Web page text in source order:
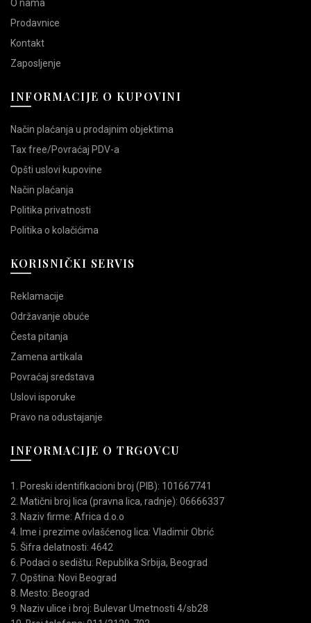
O nama
Prodavnice
Kontakt
Zaposljenje
INFORMACIJE O KUPOVINI
Način plaćanja u prodajnim objektima
Tax free/Povraćaj PDV-a
Opšti uslovi kupovine
Način plaćanja
Politika privatnosti
Politika o kolačićima
KORISNIČKI SERVIS
Reklamacije
Održavanje obuće
Česta pitanja
Zamena artikala
Povraćaj sredstava
Uslovi isporuke
Pravo na odustajanje
INFORMACIJE O TRGOVCU
1. Poreski identifikacioni broj (PIB): 101667741
2. Matični broj lica (pravna lica, radnje): 06666337
3. Naziv firme: Africa d.o.o
4. Ime i prezime ovlašćenog lica: Vladimir Obrić
5. Šifra delatnosti: 4642
6. Podaci o sedištu: Republika Srbija, Beograd
7. Opština: Novi Beograd
8. Mesto: Beograd
9. Naziv ulice i broj: Bulevar Umetnosti 4/sb28